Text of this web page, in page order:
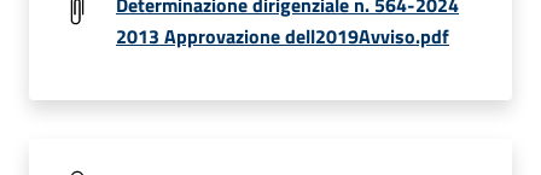
2013 Approvazione dell2019Avviso.pdf